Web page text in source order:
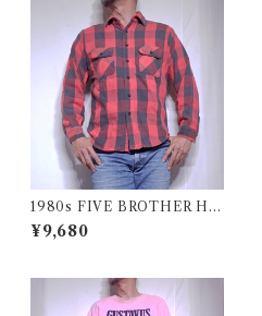
1980s FIVE BROTHER He
avy Flannel Shirt / ブロック
チェック バッファロー ヘビー
¥9,680